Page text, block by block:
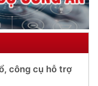
công cụ hỗ trợ